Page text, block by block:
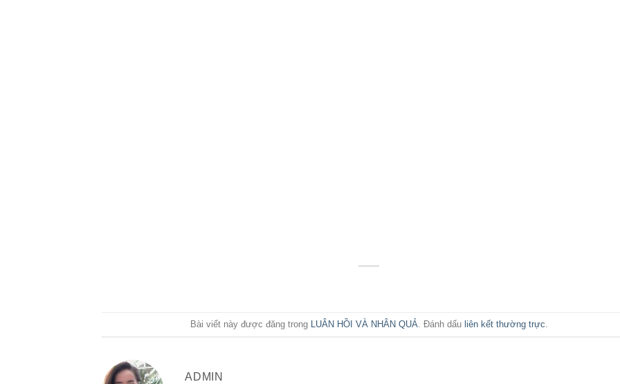
Bài viết này được đăng trong LUÂN HỒI VÀ NHÂN QUẢ . Đánh dấu liên kết thường trực
ADMIN